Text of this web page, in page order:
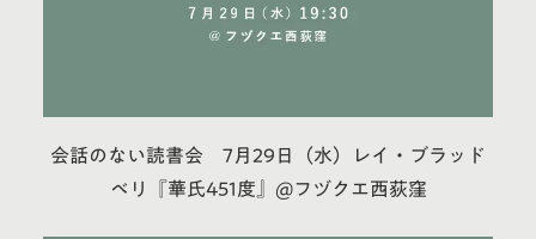
会話のない読書会 7月29日（水）レイ・ブラッド
ベリ『華氏451度』@フヅクエ西荻窪